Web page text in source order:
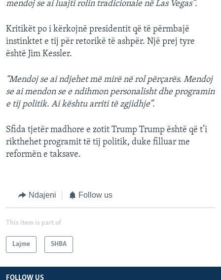
mendoj se ai luajti rolin tradicionale në Las Vegas”.
Kritikët po i kërkojnë presidentit që të përmbajë
instinktet e tij për retorikë të ashpër. Një prej tyre
është Jim Kessler.
“Mendoj se ai ndjehet më mirë në rol përçarës. Mendoj
se ai mendon se e ndihmon personalisht dhe programin
e tij politik. Ai kështu arriti të zgjidhje”.
Sfida tjetër madhore e zotit Trump Trump është që t’i
rikthehet programit të tij politik, duke filluar me
reformën e taksave.
Ndajeni Follow us
This item is part of
Lajme SHBA
FOLLOW US